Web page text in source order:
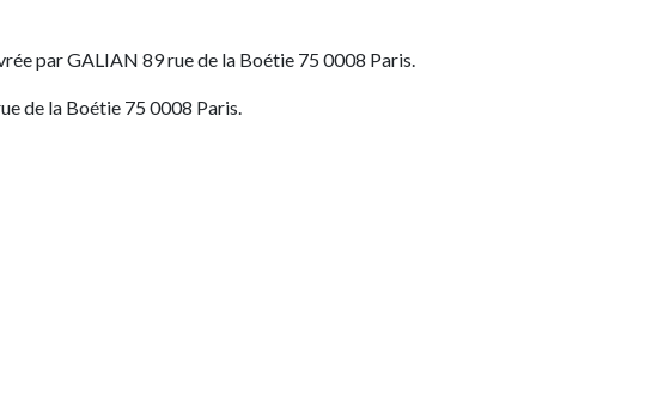
par GALIAN 89 rue de la Boétie 75 0008 Paris.
de la Boétie 75 0008 Paris.